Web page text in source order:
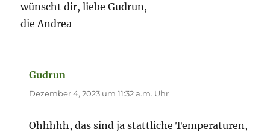
wünscht dir, liebe Gudrun,
die Andrea
Gudrun
Dezember 4, 2023 um 11:32 a.m. Uhr
Ohhhhh, das sind ja stattliche Temperaturen,